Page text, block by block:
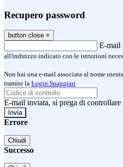
Recupero password
button close ×
E-mail
all'indirizzo indicato con le istruzioni
Non hai una e-mail associata al nome
tramite la Login Spaggiari
E-mail inviata, si prega di controllare
Errore
Chiudi
Successo